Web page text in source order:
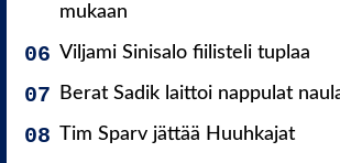
mukaan
Viljami Sinisalo fiilisteli tuplaa
Berat Sadik laittoi nappulat
Tim Sparv jättää Huuhkajat